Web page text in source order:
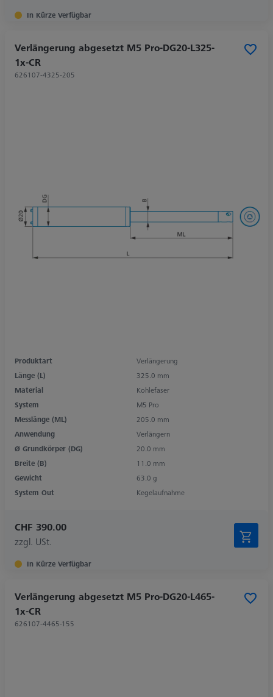
In Kürze Verfügbar
Verlängerung abgesetzt M5 Pro-DG20-L325-
1x-CR
626107-4325-205
Produktart
Verlängerung
Länge (L)
325.0 mm
Material
Kohlefaser
System
M5 Pro
Messlänge (ML)
205.0 mm
Anwendung
Verlängern
Ø Grundkörper (DG)
20.0 mm
Breite (B)
11.0 mm
Gewicht
63.0 g
System Out
Kegelaufnahme
CHF 390.00
zzgl. USt.
In Kürze Verfügbar
Verlängerung abgesetzt M5 Pro-DG20-L465-
1x-CR
626107-4465-155